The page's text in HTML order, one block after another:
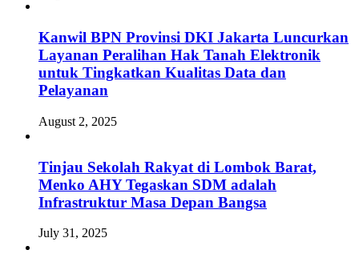
Kanwil BPN Provinsi DKI Jakarta Luncurkan
Layanan Peralihan Hak Tanah Elektronik
untuk Tingkatkan Kualitas Data dan
Pelayanan
August 2, 2025
Tinjau Sekolah Rakyat di Lombok Barat,
Menko AHY Tegaskan SDM adalah
Infrastruktur Masa Depan Bangsa
July 31, 2025